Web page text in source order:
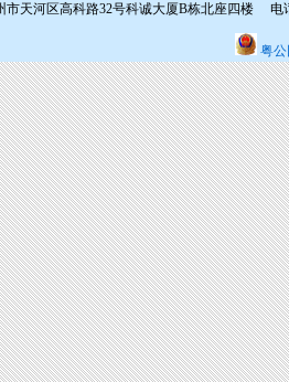
市天河区高科路32号科诚大厦B栋北座四楼 电
粤公